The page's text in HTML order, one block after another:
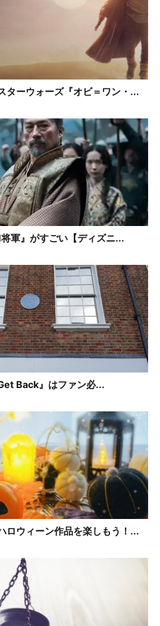
ターウォーズ『オビ＝ワン・...
将軍』がすごい【ディズニ...
Back』はファン必...
ロウィーン作品を楽しもう！...